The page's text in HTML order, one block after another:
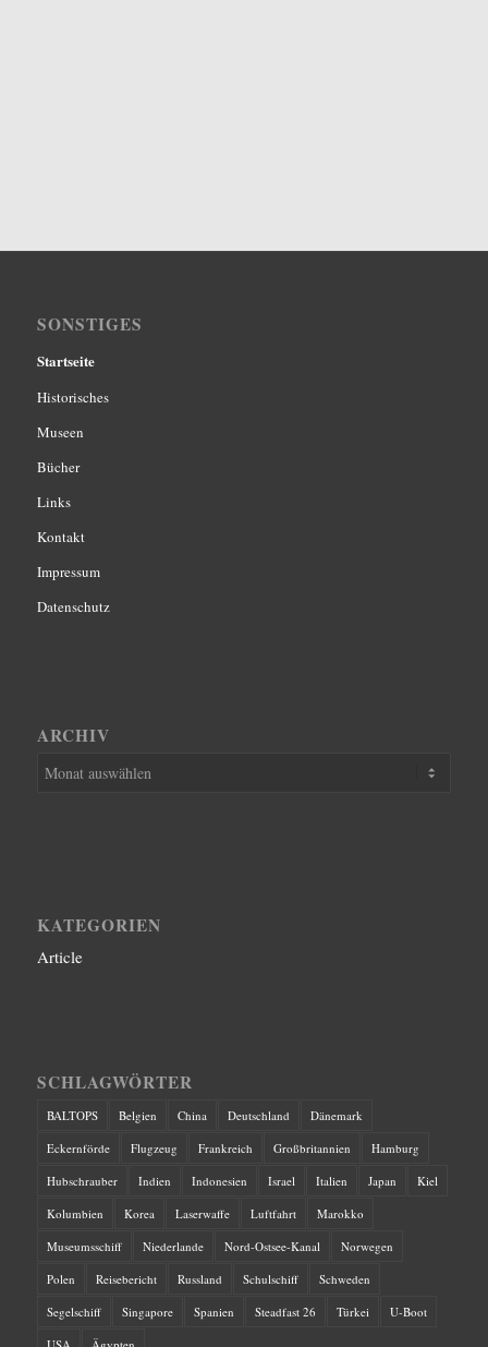
SONSTIGES
Startseite
Historisches
Museen
Bücher
Links
Kontakt
Impressum
Datenschutz
ARCHIV
KATEGORIEN
Article
SCHLAGWÖRTER
BALTOPS Belgien China Deutschland
Dänemark
Eckernförde
Flugzeug Frankreich Großbritannien
Hamburg
Hubschrauber
Indien Indonesien Israel Italien Japan
Kiel
Kolumbien
Korea Laserwaffe Luftfahrt
Marokko
Museumsschiff
Niederlande Nord-Ostsee-Kanal
Norwegen
Polen
Reisebericht Russland Schulschiff
Schweden
Segelschiff
Singapore Spanien Steadfast 26 Türkei
U-Boot